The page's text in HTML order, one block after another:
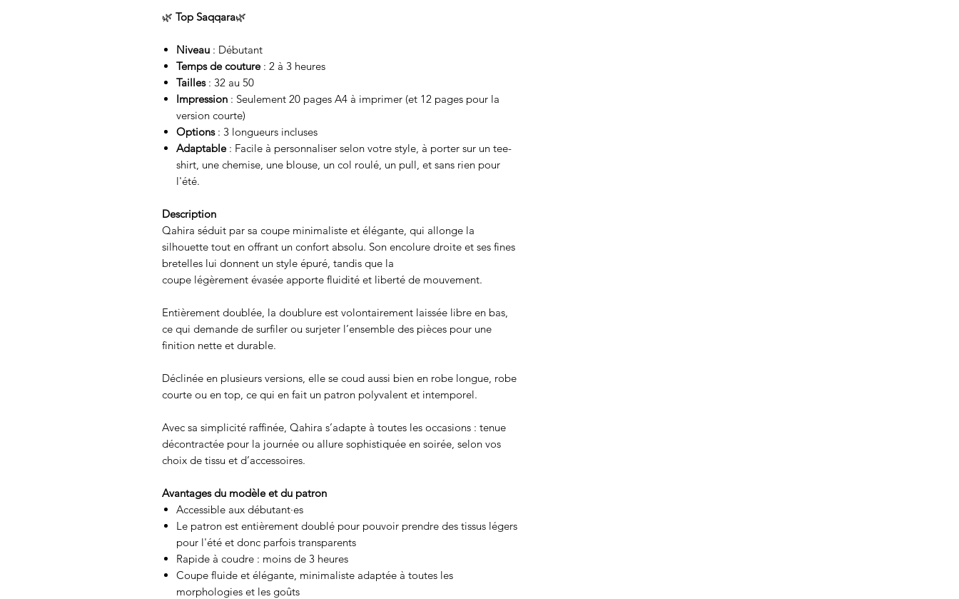
🌿 Top Saqqara🌿
Niveau : Débutant
Temps de couture: 2 à 3 heures
Tailles: 32 au 50
Impression : Seulement 20 pages A4 à imprimer (et 12 pages pour la
version courte)
Options: 3 longueurs incluses
Adaptable: Facile à personnaliser selon votre style, à porter sur un tee-
shirt, une chemise, une blouse, un col roulé, un pull, et sans rien pour
l'été.
Description
Qahira séduit par sa coupe minimaliste et élégante, qui allonge la
silhouette tout en offrant un confort absolu. Son encolure droite et ses fines
bretelles lui donnent un style épuré, tandis que la
coupe légèrement évasée apporte fluidité et liberté de mouvement.
Entièrement doublée, la doublure est volontairement laissée libre en bas,
ce qui demande de surfiler ou surjeter l’ensemble des pièces pour une
finition nette et durable.
Déclinée en plusieurs versions, elle se coud aussi bien en robe longue, robe
courte ou en top, ce qui en fait un patron polyvalent et intemporel.
Avec sa simplicité raffinée, Qahira s’adapte à toutes les occasions : tenue
décontractée pour la journée ou allure sophistiquée en soirée, selon vos
choix de tissu et d’accessoires.
Avantages du modèle et du patron
Accessible aux débutant·es
Le patron est entièrement doublé pour pouvoir prendre des tissus légers
pour l'été et donc parfois transparents
Rapide à coudre : moins de 3 heures
Coupe fluide et élégante, minimaliste adaptée à toutes les
morphologies et les goûts